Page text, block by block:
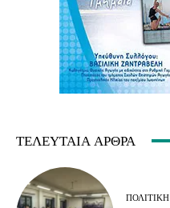
ΤΕΛΕΥΤΑΊΑ ΆΡΘΡΑ
ΠΟΛΙΤΙΚΉ